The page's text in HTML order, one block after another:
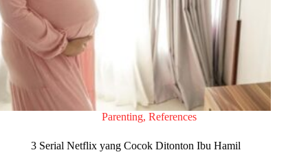
Parenting,References
3 Serial Netflix yang Cocok Ditonton Ibu Hamil